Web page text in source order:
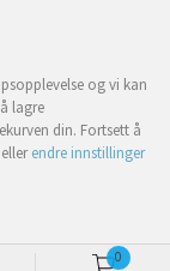
0
og vi kan
lagre
din. Fortsett å
endre innstillinger